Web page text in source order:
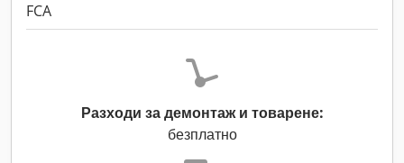
FCA
Разходи за демонтаж и товарене:
безплатно